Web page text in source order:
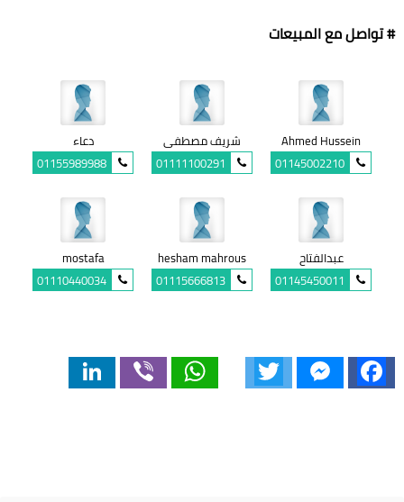
# تواصل مع المبيعات
Ahmed Hussein
01145002210
شريف مصطفى
01111100291
دعاء
01155989988
عبدالفتاح
01145450011
hesham mahrous
01115666813
mostafa
01110440034
Facebook
Messenger
WhatsApp